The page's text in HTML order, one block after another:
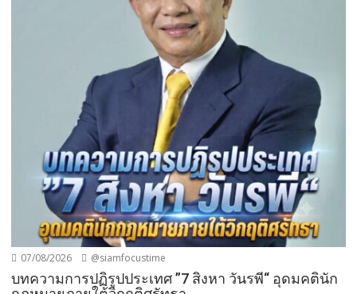
07/08/2026 @siamfocustime
บทความการปฏิรูปประเทศ ”7 สิงหา วันรพี“ อุดมคตินัก